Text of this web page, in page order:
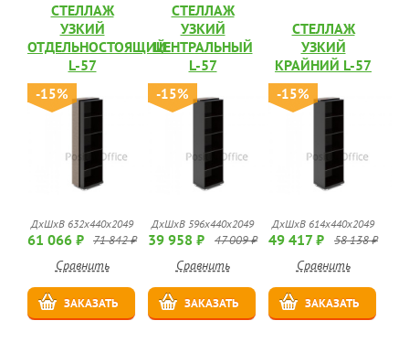
СТЕЛЛАЖ
УЗКИЙ
ОТДЕЛЬНОСТОЯЩИЙ
L-57
-15%
ДхШхВ 632х440х2049
61 066 ₽ 71 842 ₽
Сравнить
ЗАКАЗАТЬ
СТЕЛЛАЖ
УЗКИЙ
ЦЕНТРАЛЬНЫЙ
L-57
-15%
ДхШхВ 596х440х2049
39 958 ₽ 47 009 ₽
Сравнить
ЗАКАЗАТЬ
СТЕЛЛАЖ
УЗКИЙ
КРАЙНИЙ L-57
-15%
ДхШхВ 614х440х2049
49 417 ₽ 58 138 ₽
Сравнить
ЗАКАЗАТЬ